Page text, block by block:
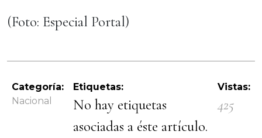
(Foto: Especial Portal)
Categoría:
Nacional
Etiquetas:
No hay etiquetas
asociadas a éste artículo.
Vistas:
425